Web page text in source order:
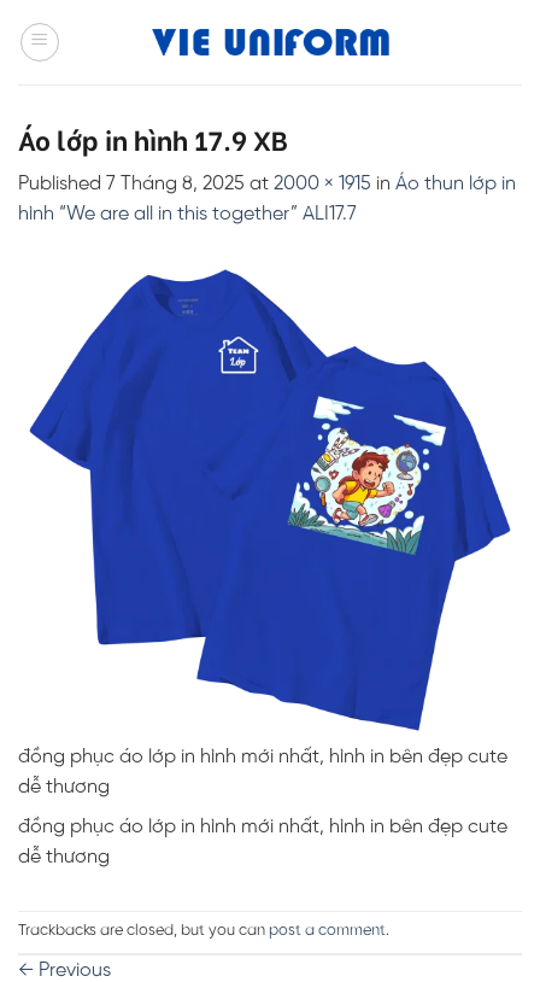
Áo lớp in hình 17.9 XB
Published 7 Tháng 8, 2025 at 2000 × 1915 in Áo thun lớp in
hình “We are all in this together” ALI17.7
đồng phục áo lớp in hình mới nhất, hình in bên đẹp cute
dễ thương
đồng phục áo lớp in hình mới nhất, hình in bên đẹp cute
dễ thương
Trackbacks are closed, but you can post a comment.
← Previous